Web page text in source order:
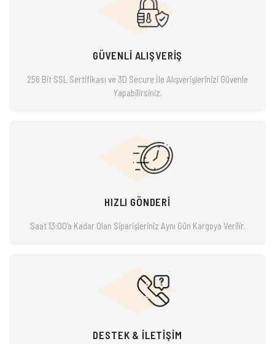
GÜVENLİ ALIŞVERİŞ
256 Bit SSL Sertifikası ve 3D Secure İle Alışverişlerinizi Güvenle
Yapabilirsiniz.
HIZLI GÖNDERİ
Saat 13:00’a Kadar Olan Siparişleriniz Aynı Gün Kargoya Verilir.
DESTEK & İLETİŞİM